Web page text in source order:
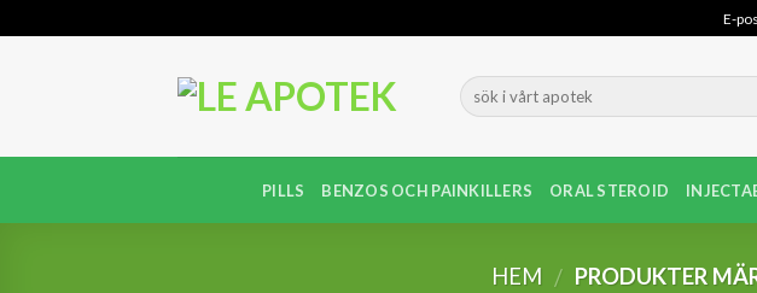
to
E-
PILLS BENZOS OCH PAINKILLERS ORAL STEROID
HEM / PRODUKTER